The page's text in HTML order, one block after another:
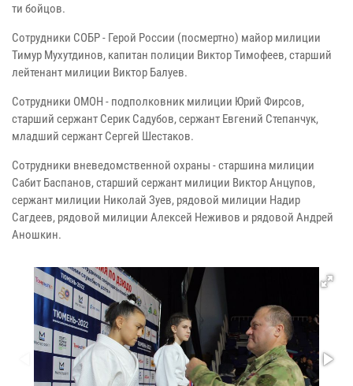
ти бойцов.
Сотрудники СОБР - Герой России (посмертно) майор милиции
Тимур Мухутдинов, капитан полиции Виктор Тимофеев, старший
лейтенант милиции Виктор Балуев.
Сотрудники ОМОН - подполковник милиции Юрий Фирсов,
старший сержант Серик Садубов, сержант Евгений Степанчук,
младший сержант Сергей Шестаков.
Сотрудники вневедомственной охраны - старшина милиции
Сабит Баспанов, старший сержант милиции Виктор Анцупов,
сержант милиции Николай Зуев, рядовой милиции Надир
Сагдеев, рядовой милиции Алексей Неживов и рядовой Андрей
Аношкин.